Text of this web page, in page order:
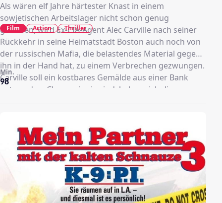
Als wären elf Jahre härtester Knast in einem
sowjetischen Arbeitslager nicht schon genug
gewesen, wird Ex-CIA-Agent Alec Carville nach seiner
Rückkehr in seine Heimatstadt Boston auch noch von
der russischen Mafia, die belastendes Material gegen
ihn in der Hand hat, zu einem Verbrechen gezwungen.
Carville soll ein kostbares Gemälde aus einer Bank
entwenden. Clever wie sie sind, haben sich die
russischen Mobster den merkwürdigen Zufall zunutze
mit dem Besitzer des Bildes, dem exzentrischen
Jungmillionär Grady, aufweist. Doch in einem -
entscheidenden - Punkt versagt die akribische
Vorbereitung der Mafia: Sie haben nicht damit
gerechnet, dass sich Grady und Carville in der Bank
begegnen könnten, was jedoch geschieht. Daraufhin
bricht das totale Chaos aus...
98
Min.
Film Action Thriller